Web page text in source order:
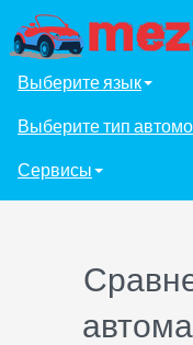
Выберите язык
Выберите тип
Сервисы